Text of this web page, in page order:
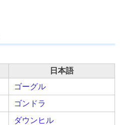
日本語
ゴーグル
ゴンドラ
ダウンヒル